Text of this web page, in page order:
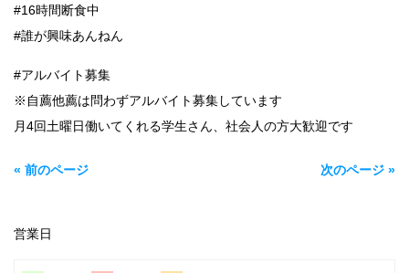
#16時間断食中
#誰が興味あんねん
#アルバイト募集
※自薦他薦は問わずアルバイト募集しています
月4回土曜日働いてくれる学生さん、社会人の方大歓迎です
« 前のページ 次のページ »
営業日